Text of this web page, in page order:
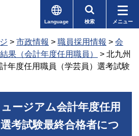
Language 検索 メニュー
> 市政情報 > 職員採用情報 > 会
果（会計年度任用職員）
> 北九州
年度任用職員（学芸員）選考試験
ージアム会計年度任用
考試験最終合格者につ